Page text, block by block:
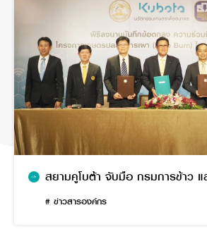
สยามคูโบต้า จับมือ กรมการข้าว แ
# ข่าวสารองค์กร